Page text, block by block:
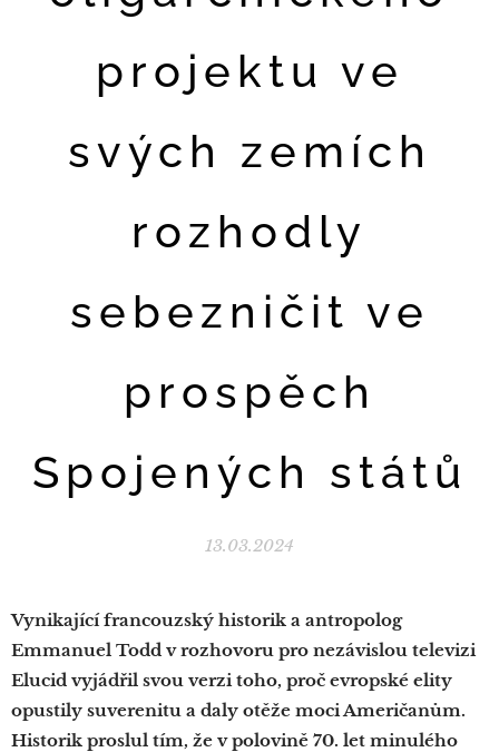
projektu ve
svých zemích
rozhodly
sebezničit ve
prospěch
Spojených států
13.03.2024
Vynikající francouzský historik a antropolog
Emmanuel Todd v rozhovoru pro nezávislou televizi
Elucid vyjádřil svou verzi toho, proč evropské elity
opustily suverenitu a daly otěže moci Američanům.
Historik proslul tím, že v polovině 70. let minulého